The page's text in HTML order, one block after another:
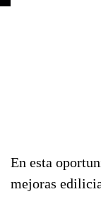
En esta
mejoras